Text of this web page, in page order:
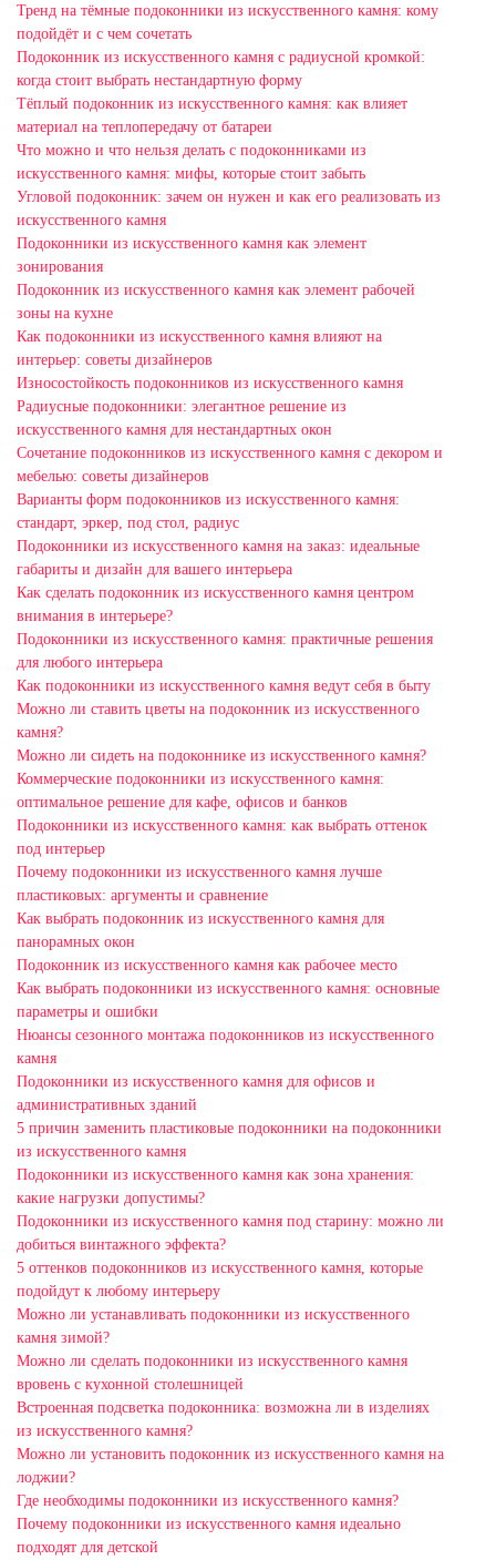
Тренд на тёмные подоконники из искусственного камня: кому
подойдёт и с чем сочетать
Подоконник из искусственного камня с радиусной кромкой:
когда стоит выбрать нестандартную форму
Тёплый подоконник из искусственного камня: как влияет
материал на теплопередачу от батареи
Что можно и что нельзя делать с подоконниками из
искусственного камня: мифы, которые стоит забыть
Угловой подоконник: зачем он нужен и как его реализовать из
искусственного камня
Подоконники из искусственного камня как элемент
зонирования
Подоконник из искусственного камня как элемент рабочей
зоны на кухне
Как подоконники из искусственного камня влияют на
интерьер: советы дизайнеров
Износостойкость подоконников из искусственного камня
Радиусные подоконники: элегантное решение из
искусственного камня для нестандартных окон
Сочетание подоконников из искусственного камня с декором и
мебелью: советы дизайнеров
Варианты форм подоконников из искусственного камня:
стандарт, эркер, под стол, радиус
Подоконники из искусственного камня на заказ: идеальные
габариты и дизайн для вашего интерьера
Как сделать подоконник из искусственного камня центром
внимания в интерьере?
Подоконники из искусственного камня: практичные решения
для любого интерьера
Как подоконники из искусственного камня ведут себя в быту
Можно ли ставить цветы на подоконник из искусственного
камня?
Можно ли сидеть на подоконнике из искусственного камня?
Коммерческие подоконники из искусственного камня:
оптимальное решение для кафе, офисов и банков
Подоконники из искусственного камня: как выбрать оттенок
под интерьер
Почему подоконники из искусственного камня лучше
пластиковых: аргументы и сравнение
Как выбрать подоконник из искусственного камня для
панорамных окон
Подоконник из искусственного камня как рабочее место
Как выбрать подоконники из искусственного камня: основные
параметры и ошибки
Нюансы сезонного монтажа подоконников из искусственного
камня
Подоконники из искусственного камня для офисов и
административных зданий
5 причин заменить пластиковые подоконники на подоконники
из искусственного камня
Подоконники из искусственного камня как зона хранения:
какие нагрузки допустимы?
Подоконники из искусственного камня под старину: можно ли
добиться винтажного эффекта?
5 оттенков подоконников из искусственного камня, которые
подойдут к любому интерьеру
Можно ли устанавливать подоконники из искусственного
камня зимой?
Можно ли сделать подоконники из искусственного камня
вровень с кухонной столешницей
Встроенная подсветка подоконника: возможна ли в изделиях
из искусственного камня?
Можно ли установить подоконник из искусственного камня на
лоджии?
Где необходимы подоконники из искусственного камня?
Почему подоконники из искусственного камня идеально
подходят для детской